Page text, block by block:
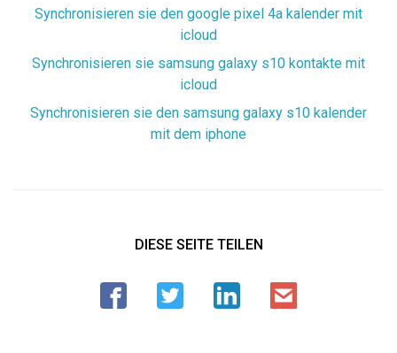
Synchronisieren sie den google pixel 4a kalender mit
icloud
Synchronisieren sie samsung galaxy s10 kontakte mit
icloud
Synchronisieren sie den samsung galaxy s10 kalender
mit dem iphone
DIESE SEITE TEILEN